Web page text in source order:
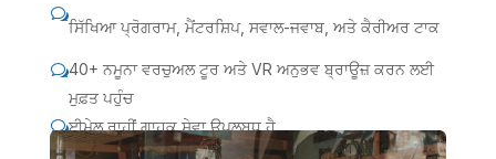
w
ਸਿੱਖਿਆ ਪ੍ਰੋਗਰਾਮ, ਮੈਂਟਰਸ਼ਿਪ, ਸਵਾਲ-ਜਵਾਬ, ਅਤੇ ਕੈਰੀਅਰ ਟਾਕ
w40+ ਨਮੂਨਾ ਵਰਚੁਅਲ ਟੂਰ ਅਤੇ VR ਅਨੁਭਵ ਬ੍ਰਾਊਜ਼ ਕਰਨ ਲਈ
ਮੁਫ਼ਤ ਪਹੁੰਚ
wਈਮੇਲ ਰਾਹੀਂ ਗਾਹਕ ਸੇਵਾ ਉਪਲਬਧ ਹੈ